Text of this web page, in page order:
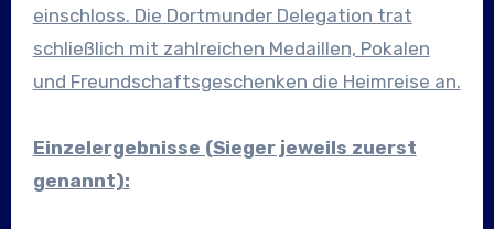
einschloss. Die Dortmunder Delegation trat
schließlich mit zahlreichen Medaillen, Pokalen
und Freundschaftsgeschenken die Heimreise an.
Einzelergebnisse (Sieger jeweils zuerst
genannt):